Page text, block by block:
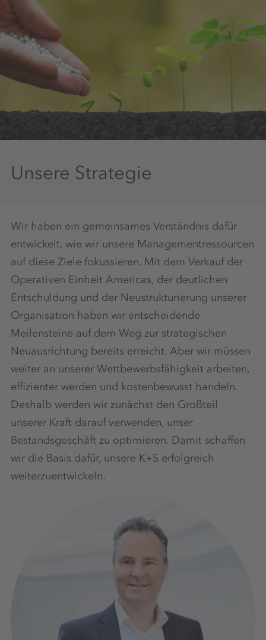
Unsere Strategie
Wir haben ein gemeinsames Verständnis dafür
entwickelt, wie wir unsere Managementressourcen
auf diese Ziele fokussieren. Mit dem Verkauf der
Operativen Einheit Americas, der deutlichen
Entschuldung und der Neustrukturierung unserer
Organisation haben wir entscheidende
Meilensteine auf dem Weg zur strategischen
Neuausrichtung bereits erreicht. Aber wir müssen
weiter an unserer Wettbewerbsfähigkeit arbeiten,
effizienter werden und kostenbewusst handeln.
Deshalb werden wir zunächst den Großteil
unserer Kraft darauf verwenden, unser
Bestandsgeschäft zu optimieren. Damit schaffen
wir die Basis dafür, unsere K+S erfolgreich
weiterzuentwickeln.